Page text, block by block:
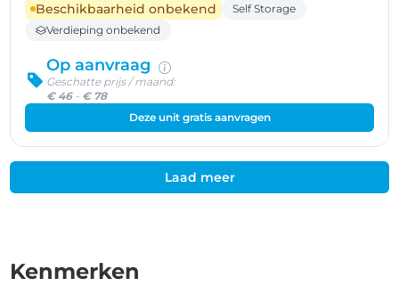
Beschikbaarheid onbekend
Self Storage
Verdieping onbekend
Op aanvraag
Geschatte prijs / maand:
€ 46- € 78
Deze unit gratis aanvragen
Laad meer
Kenmerken